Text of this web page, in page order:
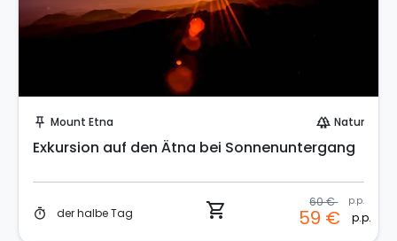
push_pin Mount Etna forest Natur
Exkursion auf den Ätna bei Sonnenuntergang
timer der halbe Tag shopping_cart 60 € p.p.
59 € p.p.